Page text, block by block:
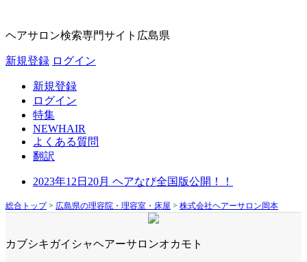
ヘアサロン検索専門サイト 広島県
新規登録 ログイン
新規登録
ログイン
特集
NEWHAIR
よくある質問
翻訳
2023年12日20月 ヘアなび全国版公開！！
総合トップ> 広島県の理容院・理容室・床屋 > 株式会社ヘアーサロン岡本
カブシキガイシャヘアーサロンオカモト